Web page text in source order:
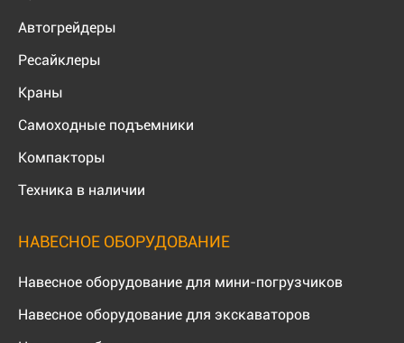
Автогрейдеры
Ресайклеры
Краны
Самоходные подъемники
Компакторы
Техника в наличии
НАВЕСНОЕ ОБОРУДОВАНИЕ
Навесное оборудование для мини-погрузчиков
Навесное оборудование для экскаваторов